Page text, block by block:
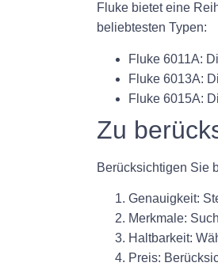
Fluke bietet eine
beliebtesten Typen:
Fluke 6011A:
Fluke 6013A:
Fluke 6015A:
Zu
Berücksichtigen Sie
Genauigkeit:
Merkmale:
Haltbarkeit:
Preis: